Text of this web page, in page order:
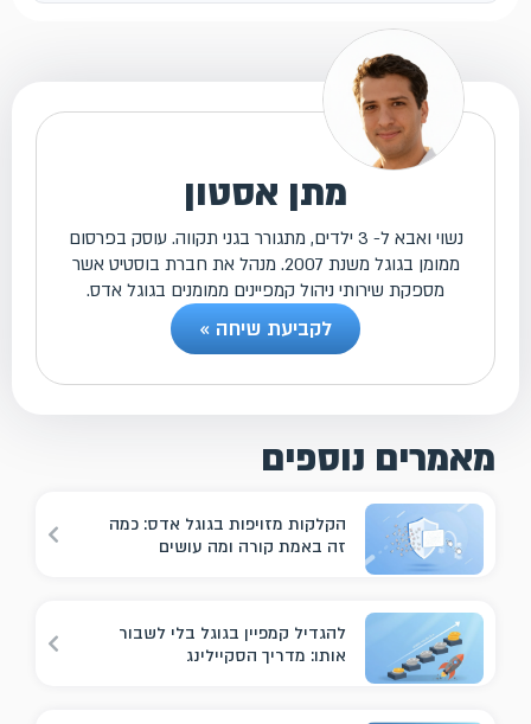
מתן אסטון
נשוי ואבא ל- 3 ילדים, מתגורר בגני תקווה. עוסק בפרסום
ממומן בגוגל משנת 2007. מנהל את חברת בוסטיט אשר
מספקת שירותי ניהול קמפיינים ממומנים בגוגל אדס.
לקביעת שיחה »
מאמרים נוספים
הקלקות מזויפות בגוגל אדס: כמה
זה באמת קורה ומה עושים
להגדיל קמפיין בגוגל בלי לשבור
אותו: מדריך הסקיילינג